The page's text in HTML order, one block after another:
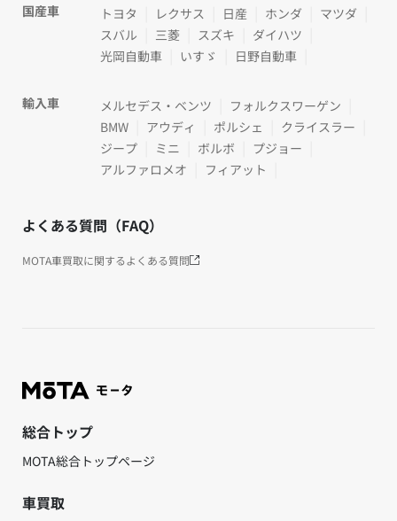
国産車 トヨタ レクサス 日産 ホンダ
マツダ
スバル
三菱 スズキ
ダイハツ
光岡自動車
いすゞ 日野自動車
輸入車 メルセデス・ベンツ
フォルクスワーゲン
BMW
アウディ ポルシェ
クライスラー
ジープ
ミニ ボルボ
プジョー
アルファロメオ
フィアット
よくある質問（FAQ）
MOTA車買取に関するよくある質問
総合トップ
MOTA総合トップページ
車買取